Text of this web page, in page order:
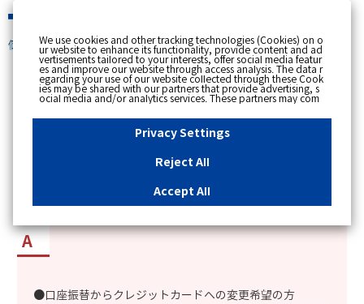
個人のお客さま
[ トップへ戻る ]
カテゴリー表示
更新日時 : 2026/01/21 16:46
「ガス機器スペシャルサポート」の単独払いにお
いて、支払い方法を変更できるか知りたい。
●口座振替からクレジットカードへの変更希望の方
We use cookies and other tracking technologies (Cookies) on o
ur website to enhance its functionality, provide content and ad
vertisements tailored to your interests, offer social media featur
es and improve our website through access analysis. The data r
egarding your use of our website collected through these Cook
ies may be shared with our partners that provide advertising, s
ocial media and/or analytics services. These partners may com
bine the data shared by us with other data that you have provi
ded to them or that they have collected from your use of their s
ervices or other websites to analyse and optimise advertisemen
ts delivered to you by businesses other than us on the internet.
essary Cookies, please click "Reject All". If you agree to the use
of all Cookies, please click "Accept All". To select your preferen
u can change your consent or rejection settings at any time by c
"Privacy Settings"button on this banner or through y
our browser's "Settings". For more information regarding the pr
site, please refer to the link below.Cookies DetailsPrivacy Polic
y
Privacy Settings
Reject All
Accept All